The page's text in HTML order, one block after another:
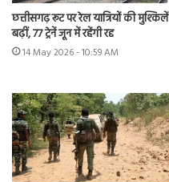
छत्तीसगढ़ रूट पर रेल यात्रियों की मुश्किलें
बढ़ीं, 77 ट्रेनें जून में रहेंगी रद्द
14 May 2026 - 10:59 AM